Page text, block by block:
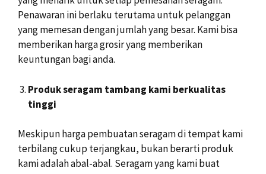
Penawaran ini berlaku terutama untuk pelanggan
yang memesan dengan jumlah yang besar. Kami bisa
memberikan harga grosir yang memberikan
keuntungan bagi anda.
Produk seragam tambang kami berkualitas
tinggi
Meskipun harga pembuatan seragam di tempat kami
terbilang cukup terjangkau, bukan berarti produk
kami adalah abal-abal. Seragam yang kami buat